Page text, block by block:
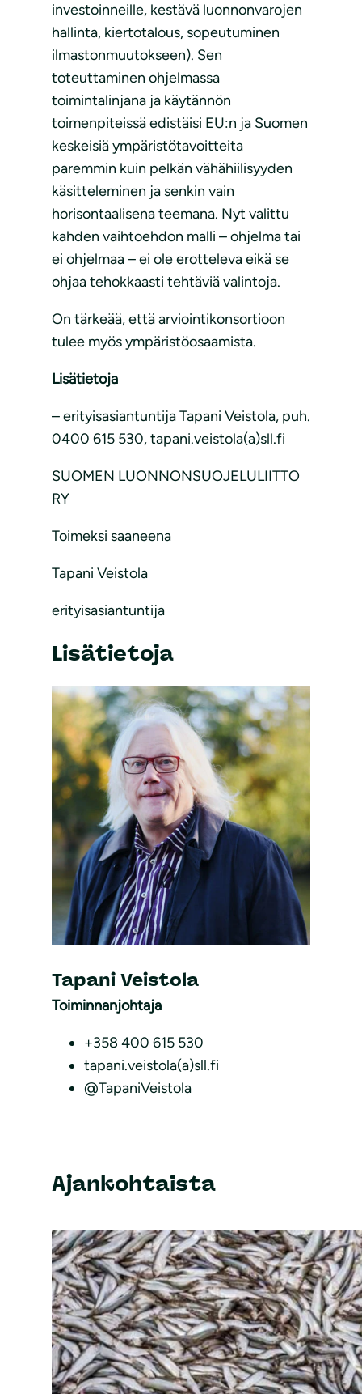
investoinneille, kestävä luonnonvarojen
hallinta, kiertotalous, sopeutuminen
ilmastonmuutokseen). Sen
toteuttaminen ohjelmassa
toimintalinjana ja käytännön
toimenpiteissä edistäisi EU:n ja Suomen
keskeisiä ympäristötavoitteita
paremmin kuin pelkän vähähiilisyyden
käsitteleminen ja senkin vain
horisontaalisena teemana. Nyt valittu
kahden vaihtoehdon malli – ohjelma tai
ei ohjelmaa – ei ole erotteleva eikä se
ohjaa tehokkaasti tehtäviä valintoja.
On tärkeää, että arviointikonsortioon
tulee myös ympäristöosaamista.
Lisätietoja
– erityisasiantuntija Tapani Veistola, puh.
0400 615 530, tapani.veistola(a)sll.fi
SUOMEN LUONNONSUOJELULIITTO
RY
Toimeksi saaneena
Tapani Veistola
erityisasiantuntija
Lisätietoja
Toiminnanjohtaja
Tapani Veistola
+358 400 615 530
tapani.veistola(a)sll.fi
@TapaniVeistola
Ajankohtaista